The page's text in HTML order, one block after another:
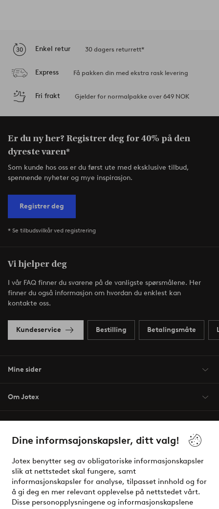
Dine informsajonskapsler, ditt valg!
Jotex benytter seg av obligatoriske informasjonskapsler
slik at nettstedet skal fungere, samt
informasjonskapsler for analyse, tilpasset innhold og for
å gi deg en mer relevant opplevelse på nettstedet vårt.
Disse personopplysningene og informasjonskapslene
Enkel retur 30 dagers returrett*
Express Få pakken din med ekstra rask levering
Fri frakt Gjelder for normalpakke over 649 NOK
Er du ny her? Registrer deg for 40% på den
dyreste varen*
Som kunde hos oss er du først ute med eksklusive tilbud,
spennende nyheter og mye inspirasjon.
Registrer deg
* Se tilbudsvilkår ved registrering
Vi hjelper deg
I vår FAQ finner du svarene på de vanligste spørsmålene. Her
finner du også informasjon om hvordan du enklest kan
kontakte oss.
Kundeservice Bestilling Betalingsmåte
Mine sider
Om Jotex
Venner